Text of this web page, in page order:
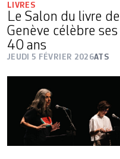
LIVRES
Le Salon du livre de
Genève célèbre ses
40 ans
JEUDI 5 FÉVRIER 2026ATS